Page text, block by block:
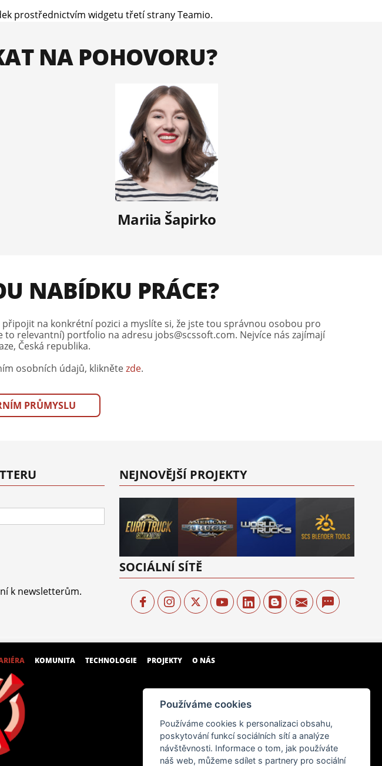
prostřednictvím widgetu třetí strany Teamio.
NA POHOVORU?
Mariia Šapirko
NABÍDKU PRÁCE?
na konkrétní pozici a myslíte si, že jste tou správnou osobou pro
relevantní) portfolio na adresu jobs@scssoft.com. Nejvíce nás zajímají
Česká republika.
osobních údajů, kliknětezde.
PRŮMYSLU
k newsletterům.
NEJNOVĚJŠÍ PROJEKTY
SOCIÁLNÍ SÍTĚ
O NÁS
PROJEKTY
TECHNOLOGIE
KOMUNITA
Používáme cookies
Používáme cookies k personalizaci obsahu,
poskytování funkcí sociálních sítí a analýze
návštěvnosti. Informace o tom, jak používáte
náš web, můžeme sdílet s partnery pro sociální